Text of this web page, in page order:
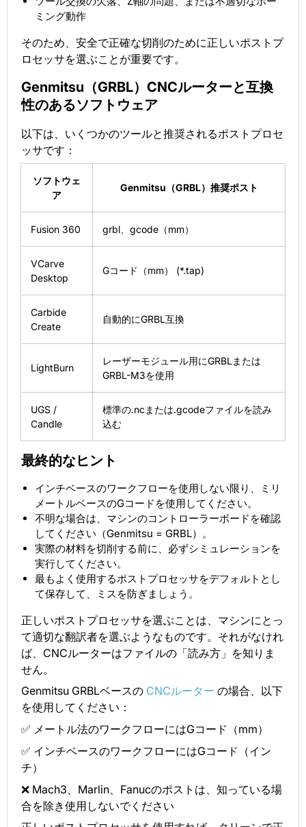
ミング動作
そのため、安全で正確な切削のために正しいポストプ
ロセッサを選ぶことが重要です。
Genmitsu（GRBL）CNCルーターと互換
性のあるソフトウェア
以下は、いくつかのツールと推奨されるポストプロセ
ッサです：
ソフトウェ
ア
Genmitsu（GRBL）推奨ポスト
Fusion 360 grbl、gcode（mm）
VCarve
Desktop
Gコード（mm） (*.tap)
Carbide
Create
自動的にGRBL互換
LightBurn
レーザーモジュール用にGRBLまたは
GRBL-M3を使用
UGS /
Candle
標準の.ncまたは.gcodeファイルを読み
込む
最終的なヒント
インチベースのワークフローを使用しない限り、ミリ
メートルベースのGコードを使用してください。
不明な場合は、マシンのコントローラーボードを確認
してください（Genmitsu = GRBL）。
実際の材料を切削する前に、必ずシミュレーションを
実行してください。
最もよく使用するポストプロセッサをデフォルトとし
て保存して、ミスを防ぎましょう。
正しいポストプロセッサを選ぶことは、マシンにとっ
て適切な翻訳者を選ぶようなものです。それがなけれ
ば、CNCルーターはファイルの「読み方」を知りま
せん。
Genmitsu GRBLベースの CNCルーター の場合、以下
を使用してください：
✅ メートル法のワークフローにはGコード（mm）
✅ インチベースのワークフローにはGコード（イン
チ）
❌ Mach3、Marlin、Fanucのポストは、知っている場
合を除き使用しないでください